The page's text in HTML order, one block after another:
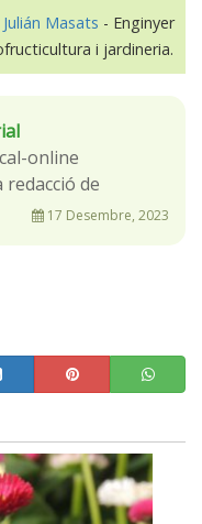
Julián Masats - Enginyer
i jardineria.
online
de
17 Desembre, 2023